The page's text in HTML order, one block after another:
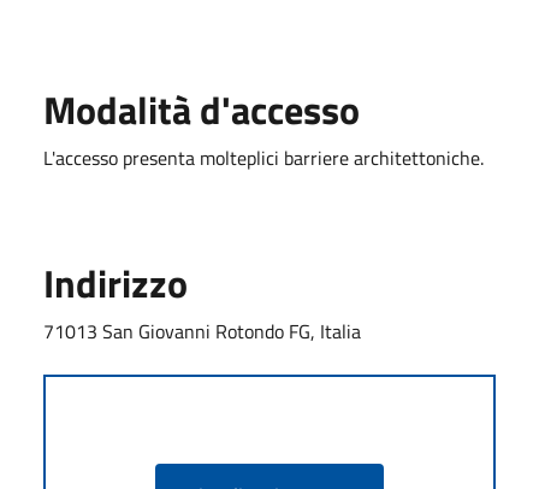
Modalità d'accesso
L'accesso presenta molteplici barriere architettoniche.
Indirizzo
71013 San Giovanni Rotondo FG, Italia